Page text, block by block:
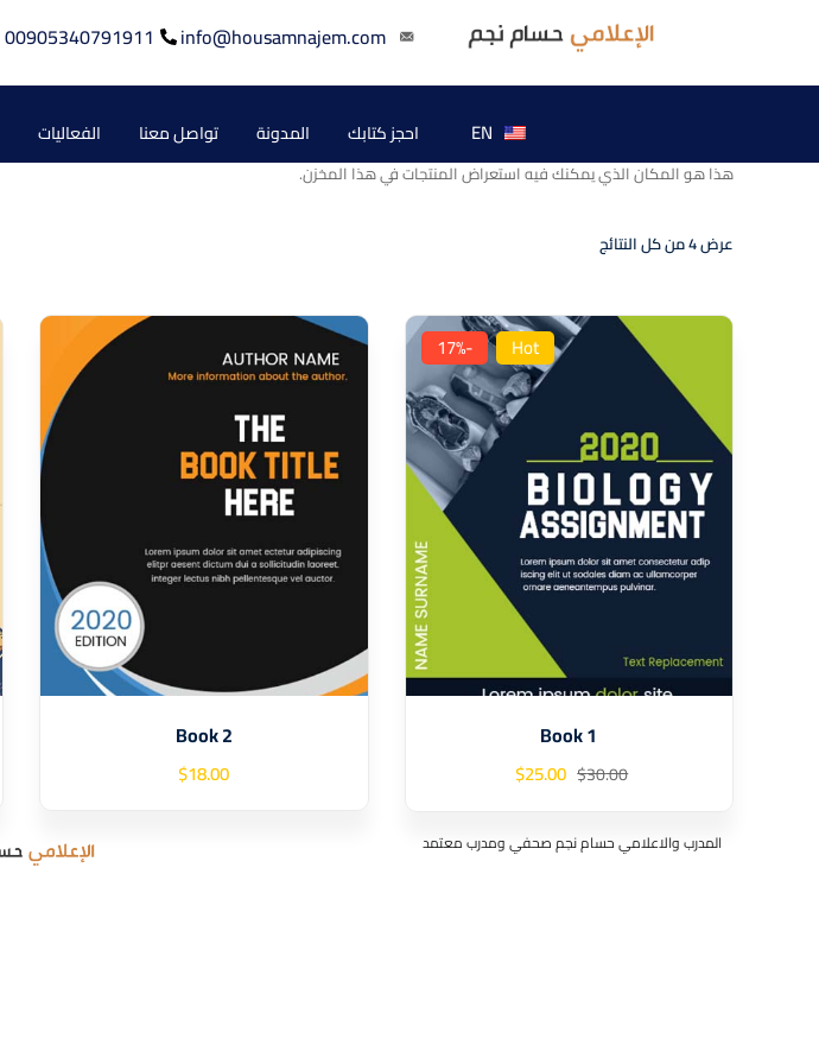
info@housamnajem.com
00905340791911
الفعاليات تواصل معنا المدونة احجز كتابك EN
هذا هو المكان الذي يمكنك فيه استعراض المنتجات في هذا المخزن.
عرض ⁦4⁩ من كل النتائج
Hot
-17%
Book 1
$30.00
$25.00
Book 2
$18.00
المدرب والاعلامي حسام نجم صحفي ومدرب معتمد